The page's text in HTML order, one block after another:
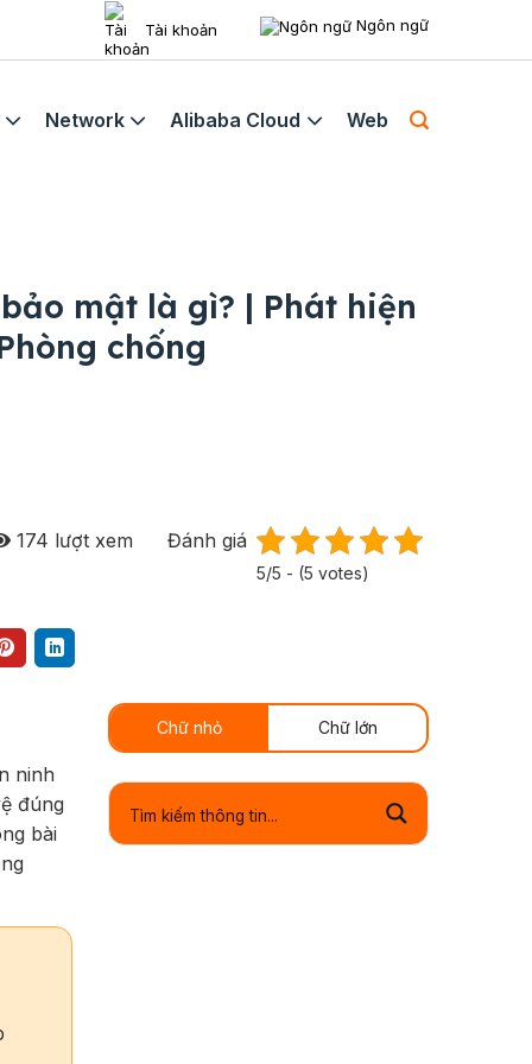
Tài khoản Ngôn ngữ
Network Alibaba Cloud Web
mật là gì? | Phát hiện
chống
174 lượt xem Đánh giá
5/5 - (5 votes)
ninh
đúng
bài
Chữ nhỏ Chữ lớn